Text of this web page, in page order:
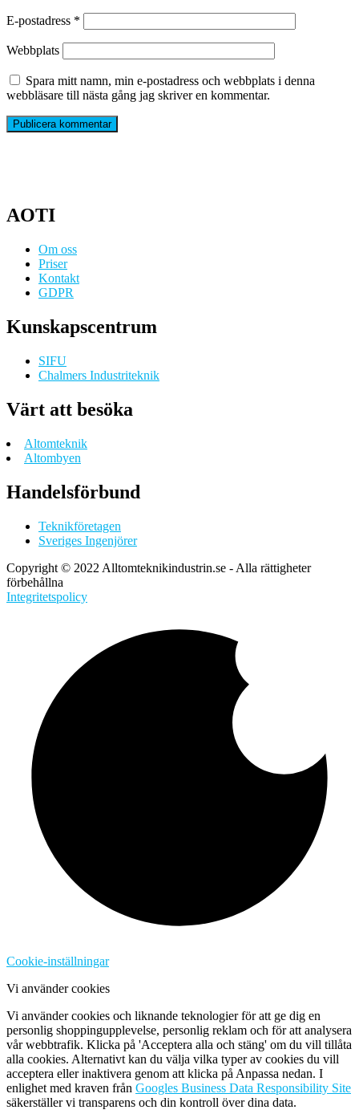
E-postadress *
Webbplats
Spara mitt namn, min e-postadress och webbplats i denna
webbläsare till nästa gång jag skriver en kommentar.
AOTI
Om oss
Priser
Kontakt
GDPR
Kunskapscentrum
SIFU
Chalmers Industriteknik
Värt att besöka
Altomteknik
Altombyen
Handelsförbund
Teknikföretagen
Sveriges Ingenjörer
Copyright © 2022 Alltomteknikindustrin.se - Alla rättigheter
förbehållna
Integritetspolicy
Cookie-inställningar
Vi använder cookies
Vi använder cookies och liknande teknologier för att ge dig en
personlig shoppingupplevelse, personlig reklam och för att analysera
vår webbtrafik. Klicka på 'Acceptera alla och stäng' om du vill tillåta
alla cookies. Alternativt kan du välja vilka typer av cookies du vill
acceptera eller inaktivera genom att klicka på Anpassa nedan. I
enlighet med kraven från Googles Business Data Responsibility Site
säkerställer vi transparens och din kontroll över dina data.